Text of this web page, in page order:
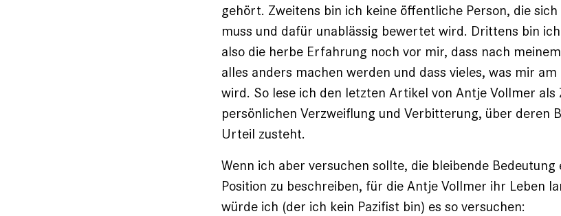
gehört. Zweitens bin ich keine öffentliche Person, die
muss und dafür unablässig bewertet wird. Drittens bin
also die herbe Erfahrung noch vor mir, dass nach
alles anders machen werden und dass vieles, was mir
wird. So lese ich den letzten Artikel von Antje Vollmer als
persönlichen Verzweiflung und Verbitterung, über deren
Urteil zusteht.
Wenn ich aber versuchen sollte, die bleibende
Position zu beschreiben, für die Antje Vollmer ihr Leben
würde ich (der ich kein Pazifist bin) es so versuchen: